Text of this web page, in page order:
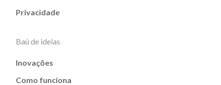
Privacidade
Baú de ideias
Inovações
Como funciona